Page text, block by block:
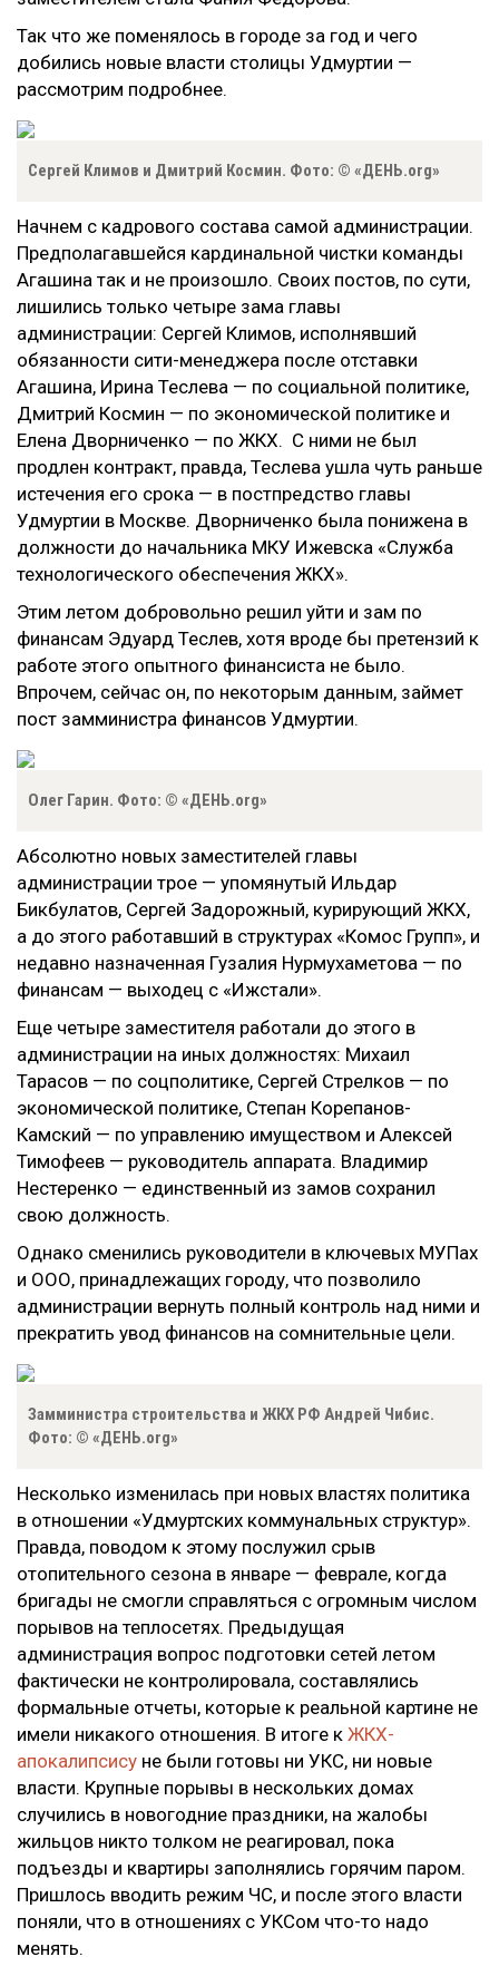
Так что же поменялось в городе за год и чего
добились новые власти столицы Удмуртии —
рассмотрим подробнее.
Сергей Климов и Дмитрий Космин. Фото: © «ДЕНЬ.org»
Начнем с кадрового состава самой администрации.
Предполагавшейся кардинальной чистки команды
Агашина так и не произошло. Своих постов, по сути,
лишились только четыре зама главы
администрации: Сергей Климов, исполнявший
обязанности сити-менеджера после отставки
Агашина, Ирина Теслева — по социальной политике,
Дмитрий Космин — по экономической политике и
Елена Дворниченко — по ЖКХ. С ними не был
продлен контракт, правда, Теслева ушла чуть раньше
истечения его срока — в постпредство главы
Удмуртии в Москве. Дворниченко была понижена в
должности до начальника МКУ Ижевска «Служба
технологического обеспечения ЖКХ».
Этим летом добровольно решил уйти и зам по
финансам Эдуард Теслев, хотя вроде бы претензий к
работе этого опытного финансиста не было.
Впрочем, сейчас он, по некоторым данным, займет
пост замминистра финансов Удмуртии.
Олег Гарин. Фото: © «ДЕНЬ.org»
Абсолютно новых заместителей главы
администрации трое — упомянутый Ильдар
Бикбулатов, Сергей Задорожный, курирующий ЖКХ,
а до этого работавший в структурах «Комос Групп», и
недавно назначенная Гузалия Нурмухаметова — по
финансам — выходец с «Ижстали».
Еще четыре заместителя работали до этого в
администрации на иных должностях: Михаил
Тарасов — по соцполитике, Сергей Стрелков — по
экономической политике, Степан Корепанов-
Камский — по управлению имуществом и Алексей
Тимофеев — руководитель аппарата. Владимир
Нестеренко — единственный из замов сохранил
свою должность.
Однако сменились руководители в ключевых МУПах
и ООО, принадлежащих городу, что позволило
администрации вернуть полный контроль над ними и
прекратить увод финансов на сомнительные цели.
Замминистра строительства и ЖКХ РФ Андрей Чибис.
Фото: © «ДЕНЬ.org»
Несколько изменилась при новых властях политика
в отношении «Удмуртских коммунальных структур».
Правда, поводом к этому послужил срыв
отопительного сезона в январе — феврале, когда
бригады не смогли справляться с огромным числом
порывов на теплосетях. Предыдущая
администрация вопрос подготовки сетей летом
фактически не контролировала, составлялись
формальные отчеты, которые к реальной картине не
имели никакого отношения. В итоге к ЖКХ-
апокалипсису не были готовы ни УКС, ни новые
власти. Крупные порывы в нескольких домах
случились в новогодние праздники, на жалобы
жильцов никто толком не реагировал, пока
подъезды и квартиры заполнялись горячим паром.
Пришлось вводить режим ЧС, и после этого власти
поняли, что в отношениях с УКСом что-то надо
менять.